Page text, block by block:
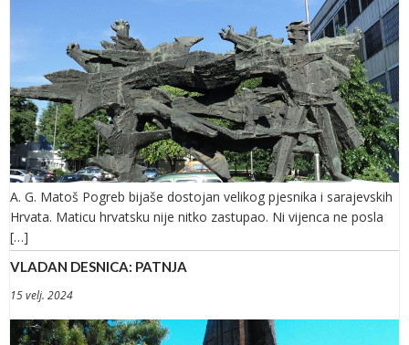
A. G. Matoš Pogreb bijaše dostojan velikog pjesnika i sarajevskih
Hrvata. Maticu hrvatsku nije nitko zastupao. Ni vijenca ne posla
[…]
VLADAN DESNICA: PATNJA
15 velj. 2024